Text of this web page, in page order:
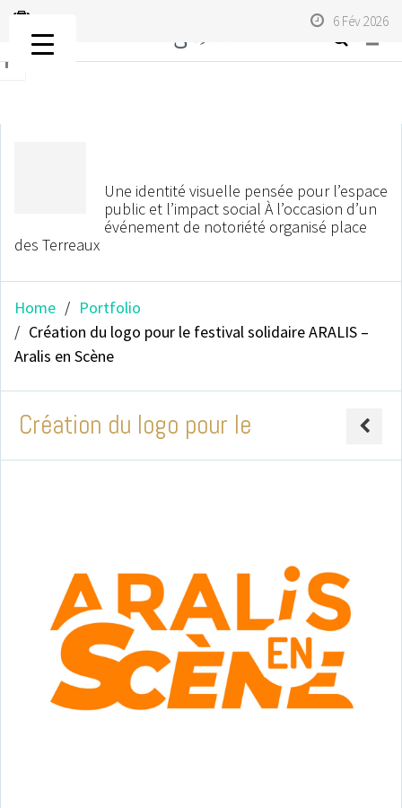
Une identité visuelle pensée pour l’espace
public et l’impact social À l’occasion d’un
événement de notoriété organisé place
des Terreaux
Home
Portfolio
Création du logo pour le festival solidaire ARALIS –
Aralis en Scène
Création du logo pour le
6 Fév 2026